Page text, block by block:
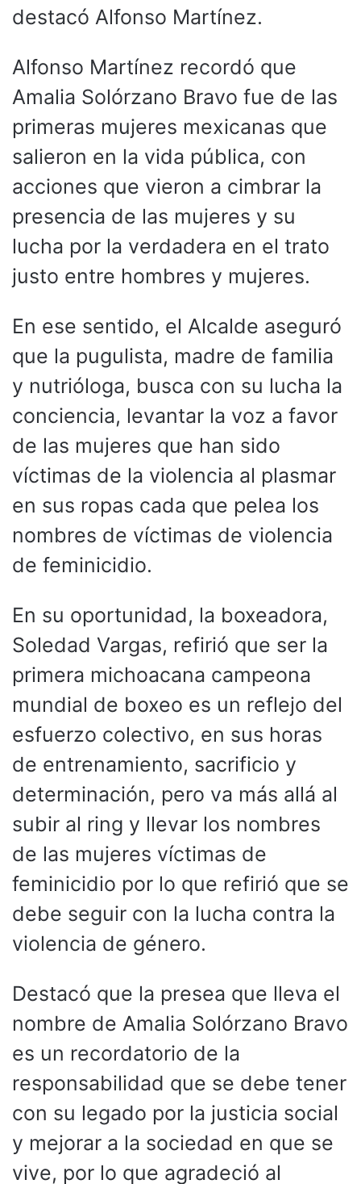
destacó Alfonso Martínez.
Alfonso Martínez recordó que
Amalia Solórzano Bravo fue de las
primeras mujeres mexicanas que
salieron en la vida pública, con
acciones que vieron a cimbrar la
presencia de las mujeres y su
lucha por la verdadera en el trato
justo entre hombres y mujeres.
En ese sentido, el Alcalde aseguró
que la pugulista, madre de familia
y nutrióloga, busca con su lucha la
conciencia, levantar la voz a favor
de las mujeres que han sido
víctimas de la violencia al plasmar
en sus ropas cada que pelea los
nombres de víctimas de violencia
de feminicidio.
En su oportunidad, la boxeadora,
Soledad Vargas, refirió que ser la
primera michoacana campeona
mundial de boxeo es un reflejo del
esfuerzo colectivo, en sus horas
de entrenamiento, sacrificio y
determinación, pero va más allá al
subir al ring y llevar los nombres
de las mujeres víctimas de
feminicidio por lo que refirió que se
debe seguir con la lucha contra la
violencia de género.
Destacó que la presea que lleva el
nombre de Amalia Solórzano Bravo
es un recordatorio de la
responsabilidad que se debe tener
con su legado por la justicia social
y mejorar a la sociedad en que se
vive, por lo que agradeció al